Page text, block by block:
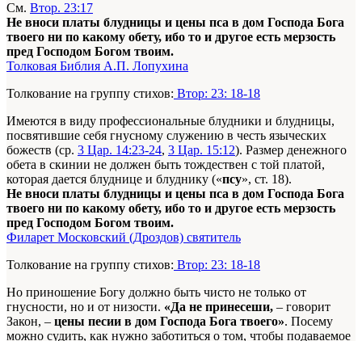
См. Втор. 23:17
Не вноси платы блудницы и цены пса в дом Господа Бога
твоего ни по какому обету, ибо то и другое есть мерзость
пред Господом Богом твоим.
Толковая Библия А.П. Лопухина
Толкование на группу стихов: Втор: 23: 18-18
Имеются в виду профессиональные блудники и блудницы,
посвятившие себя гнусному служению в честь языческих
божеств (ср. 3 Цар. 14:23-24, 3 Цар. 15:12). Размер денежного
обета в скинии не должен быть тождествен с той платой,
которая дается блуднице и блуднику («псу», ст. 18).
Не вноси платы блудницы и цены пса в дом Господа Бога
твоего ни по какому обету, ибо то и другое есть мерзость
пред Господом Богом твоим.
Филарет Московский (Дроздов) святитель
Толкование на группу стихов: Втор: 23: 18-18
Но приношение Богу должно быть чисто не только от
гнусности, но и от низости. «Да не принесеши, – говорит
Закон, – цены песии в дом Господа Бога твоего». Посему
можно судить, как нужно заботиться о том, чтобы подаваемое